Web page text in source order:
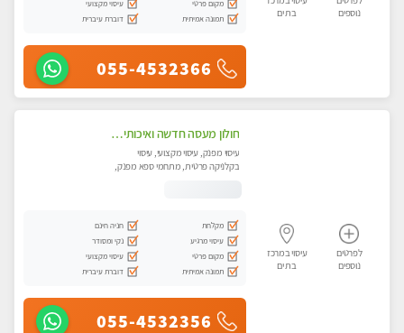
נוספים
בת ים
מקום פרטי
עיסוי מקצועי
תמונה אמיתית
דוברת עיברית
055-4532366
לפרטים
נוספים
עיסוי במרכז
בת ים
חולון מעסה חדשה ואיכותית לעיסוי מרגיע ומפנק VIP-מומלץ לחלוטין! פרטי! ​​​​​​
עיסוי מפנק, עיסוי מקצועי, עיסוי
בקלניקה פרטית, מתחמי ספא מפנק,
מקלחת
חניה חינם
עיסוי מרגיע
נקי ומסודר
מקום פרטי
עיסוי מקצועי
תמונה אמיתית
דוברת עיברית
055-4532356